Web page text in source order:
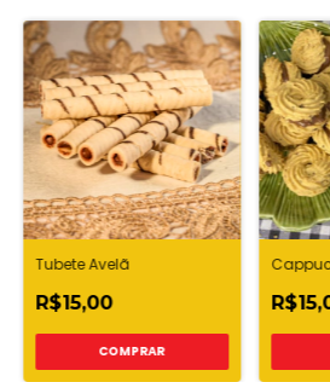
Tubete Avelã
R$15,00
COMPRAR